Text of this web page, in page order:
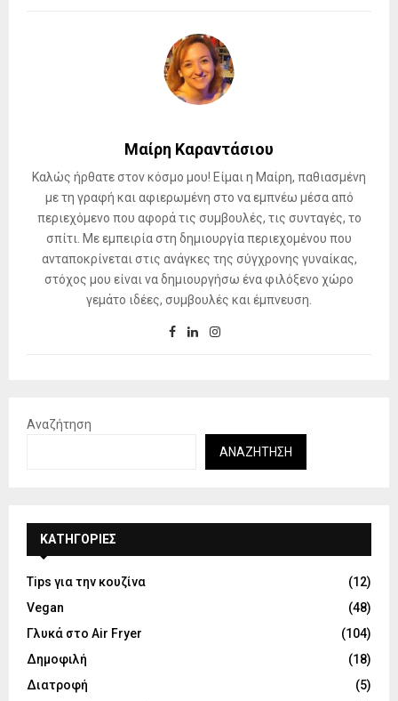
Μαίρη Καραντάσιου
Καλώς ήρθατε στον κόσμο μου! Είμαι η Μαίρη, παθιασμένη
με τη γραφή και αφιερωμένη στο να εμπνέω μέσα από
περιεχόμενο που αφορά τις συμβουλές, τις συνταγές, το
σπίτι. Με εμπειρία στη δημιουργία περιεχομένου που
ανταποκρίνεται στις ανάγκες της σύγχρονης γυναίκας,
στόχος μου είναι να δημιουργήσω ένα φιλόξενο χώρο
γεμάτο ιδέες, συμβουλές και έμπνευση.
Αναζήτηση
ΑΝΑΖΉΤΗΣΗ
KΑΤΗΓΟΡΊΕΣ
Tips για την κουζίνα
(12)
Vegan
(48)
Γλυκά στο Air Fryer
(104)
Δημοφιλή
(18)
Διατροφή
(5)